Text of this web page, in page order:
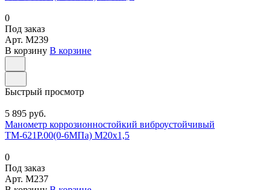
0
Под заказ
Арт. M239
В корзину В корзине
Быстрый просмотр
5 895 руб.
Манометр коррозионностойкий виброустойчивый
ТМ-621Р.00(0-6МПа) М20х1,5
0
Под заказ
Арт. M237